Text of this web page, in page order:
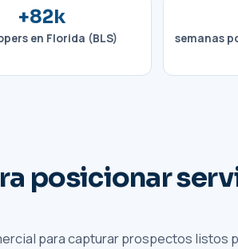
+82k
en Florida (BLS) semanas
posicionar
para capturar prospectos listos